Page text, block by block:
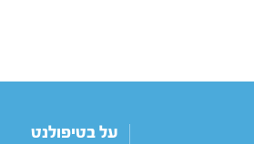
על בטיפולנט